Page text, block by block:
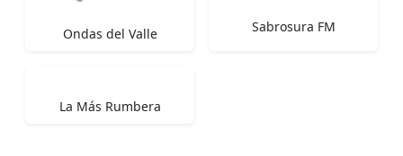
Ondas del Valle Sabrosura FM
La Más Rumbera